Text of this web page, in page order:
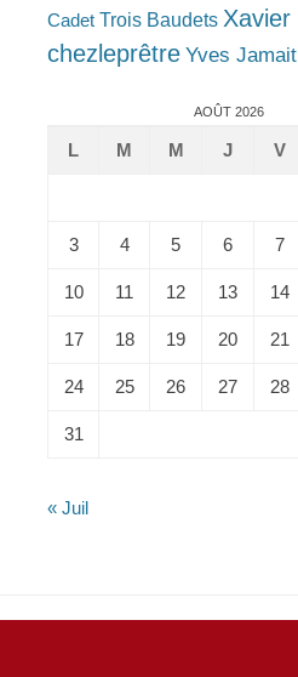
Cadet Trois Baudets Xavier
chezleprêtre Yves Jamait
AOÛT 2026
L M M J V
3 4 5 6 7
10 11 12 13 14
17 18 19 20 21
24 25 26 27 28
31
« Juil